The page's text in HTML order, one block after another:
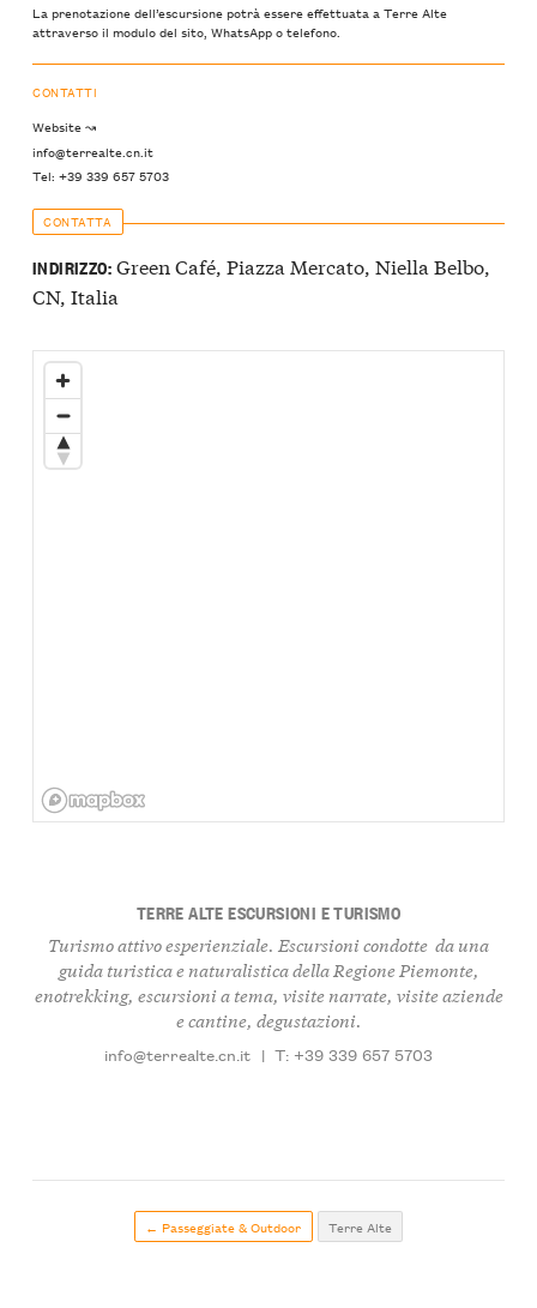
La prenotazione dell’escursione potrà essere effettuata a Terre Alte
attraverso il modulo del sito, WhatsApp o telefono.
CONTATTI
Website ↝
info@terrealte.cn.it
Tel: +39 339 657 5703
CONTATTA
INDIRIZZO:Green Café, Piazza Mercato, Niella Belbo,
CN, Italia
TERRE ALTE ESCURSIONI E TURISMO
Turismo attivo esperienziale. Escursioni condotte da una
guida turistica e naturalistica della Regione Piemonte,
enotrekking, escursioni a tema, visite narrate, visite aziende
e cantine, degustazioni.
info@terrealte.cn.it | T: +39 339 657 5703
← Passeggiate & Outdoor Terre Alte